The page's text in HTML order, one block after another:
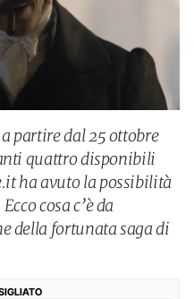
partire dal 25 ottobre
quattro disponibili
ha avuto la possibilità
cosa c’è da
della fortunata saga di